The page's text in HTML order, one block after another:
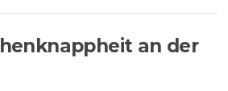
an der